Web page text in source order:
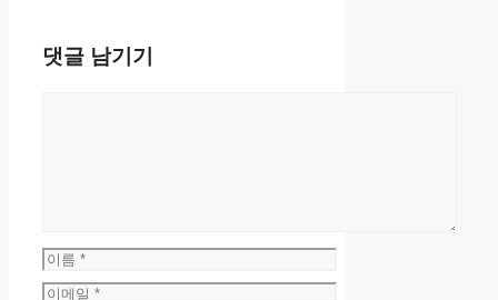
댓글 남기기
이
름
이